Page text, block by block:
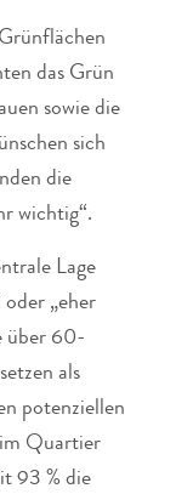
das Grün
sowie die
sich
die
wichtig“.
Lage
oder „eher
über 60-
als
potenziellen
Quartier
93 % die